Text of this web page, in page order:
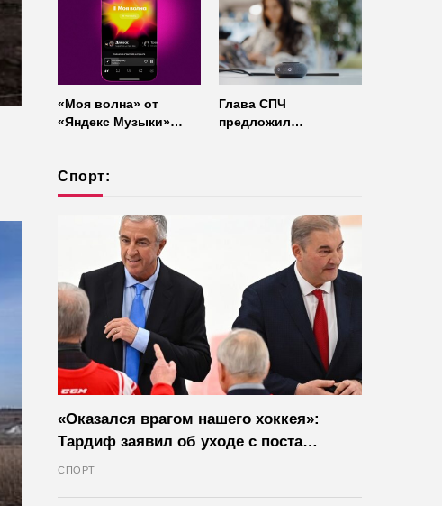
«Моя волна» от
«Яндекс Музыки»
Глава СПЧ
предложил
Спорт:
«Оказался врагом нашего хоккея»:
Тардиф заявил об уходе с поста
президента IIHF в октябре
СПОРТ